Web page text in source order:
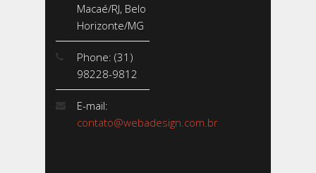
Macaé/RJ, Belo
Horizonte/MG
Phone: (31)
98228-9812
E-mail:
contato@webadesign.com.br